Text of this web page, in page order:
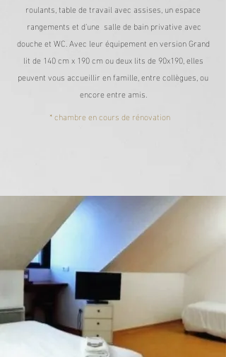
roulants, table de travail avec assises, un espace
rangements et d'une salle de bain privative avec
douche et WC. Avec leur équipement en version Grand
lit de 140 cm x 190 cm ou deux lits de 90x190, elles
peuvent vous accueillir en famille, entre collègues, ou
encore entre amis.
* chambre en cours de rénovation